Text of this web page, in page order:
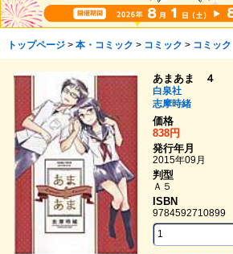
トップページ> 本・コミック > コミック > コミック
あまあま ４
白泉社
志摩時緒
価格
838円
発行年月
2015年09月
判型
Ａ５
ISBN
9784592710899